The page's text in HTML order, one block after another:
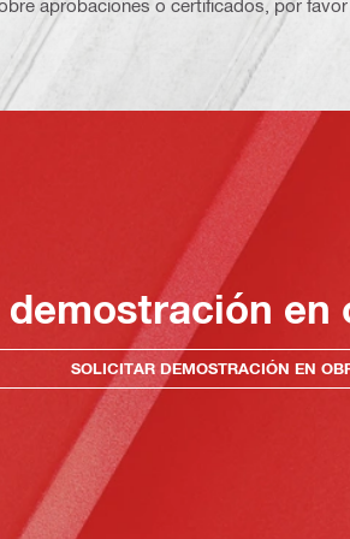
aprobaciones o certificados, por
en
SOLICITAR DEMOSTRACIÓN EN